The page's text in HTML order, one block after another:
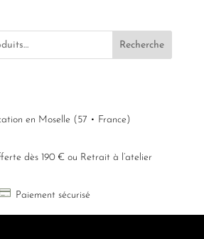
Recherche
en Moselle (57 • France)
dès 190 € ou Retrait à l’atelier
 Paiement sécurisé